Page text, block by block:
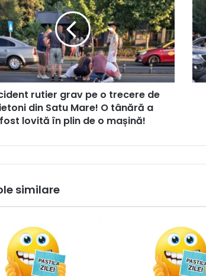
rutier grav pe o trecere de
din Satu Mare! O tânără a
fost lovită în plin de o mașină!
similare